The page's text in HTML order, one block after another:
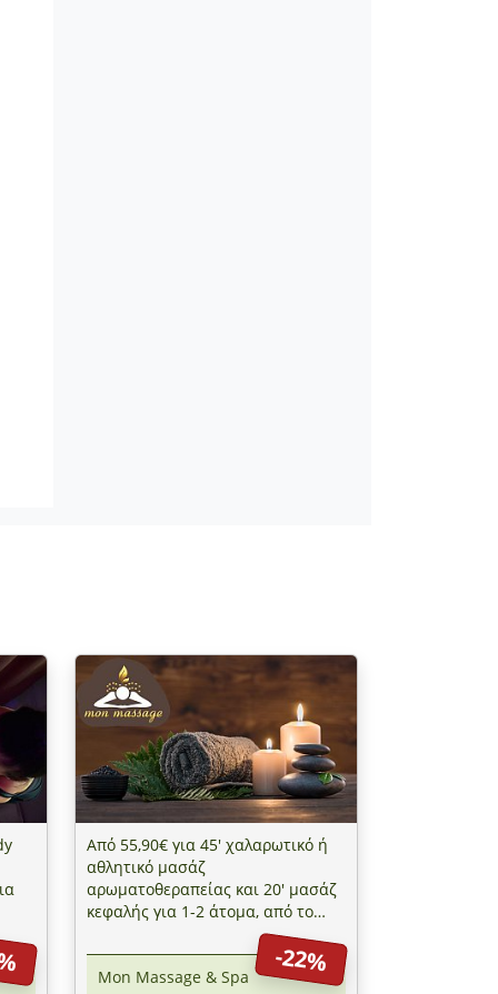
Από 55,90€ για 45' χαλαρωτικό ή
αθλητικό μασάζ
αρωματοθεραπείας και 20' μασάζ
κεφαλής για 1-2 άτομα, από το
"Mon Massage & Spa" στην
Αργυρούπολη
-22%
Mon Massage & Spa